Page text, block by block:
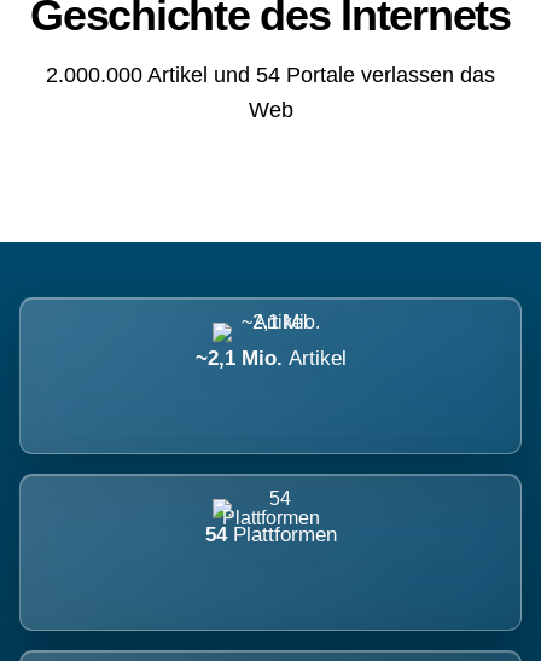
Geschichte des Internets
2.000.000 Artikel und 54 Portale verlassen das
Web
~2,1 Mio. Artikel
54 Plattformen